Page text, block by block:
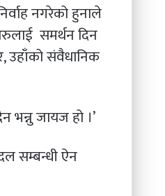
नगरेको हुनाले
समर्थन दिन
उहाँको संवैधानिक
भन्नु जायज हो ।’
सम्बन्धी ऐन